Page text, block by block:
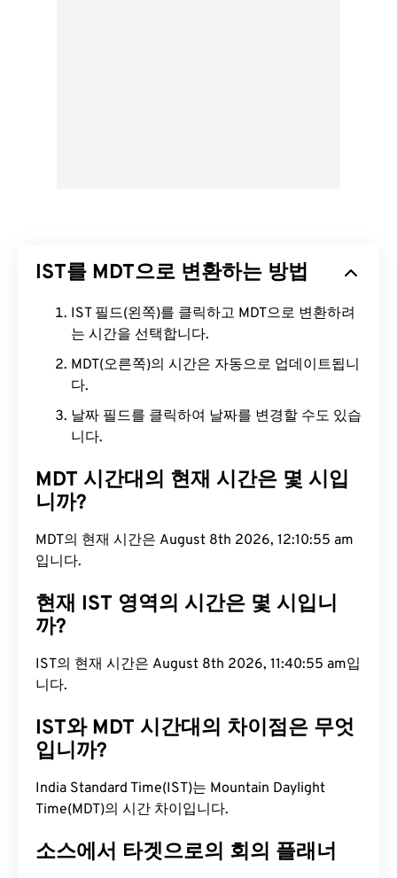
IST를 MDT으로 변환하는 방법
IST 필드(왼쪽)를 클릭하고 MDT으로 변환하려
는 시간을 선택합니다.
MDT(오른쪽)의 시간은 자동으로 업데이트됩니
다.
날짜 필드를 클릭하여 날짜를 변경할 수도 있습
니다.
MDT 시간대의 현재 시간은 몇 시입
니까?
MDT의 현재 시간은 August 8th 2026, 12:10:56 am
입니다.
현재 IST 영역의 시간은 몇 시입니
까?
IST의 현재 시간은 August 8th 2026, 11:40:56 am입
니다.
IST와 MDT 시간대의 차이점은 무엇
입니까?
India Standard Time(IST)는 Mountain Daylight
Time(MDT)의 시간 차이입니다.
소스에서 타겟으로의 회의 플래너